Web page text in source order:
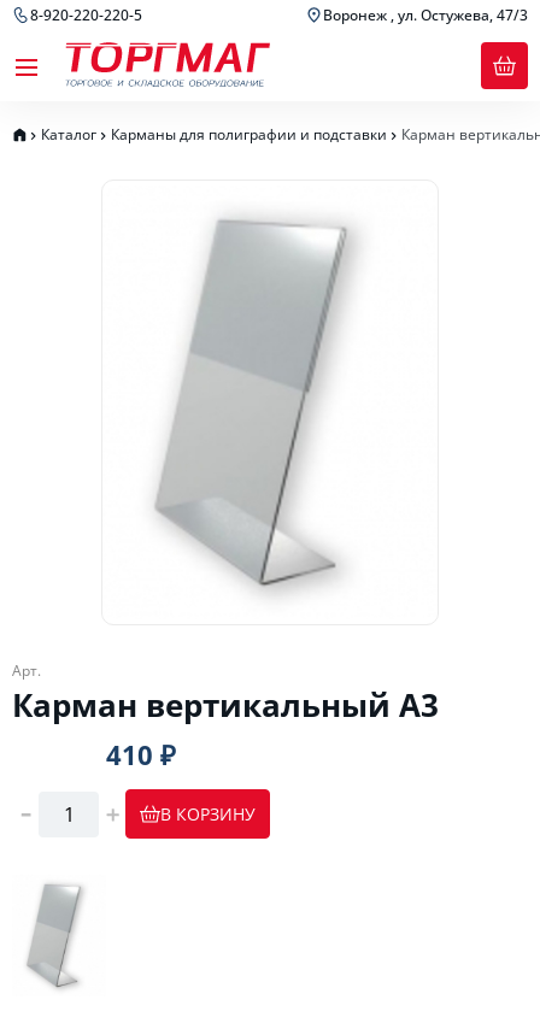
8-920-220-220-5 Воронеж , ул. Остужева, 47/3
Каталог Карманы для полиграфии и подставки Карман
Арт.
Карман вертикальный А3
410 ₽
В КОРЗИНУ